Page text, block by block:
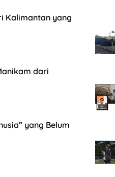
Kalimantan yang
dari
yang Belum